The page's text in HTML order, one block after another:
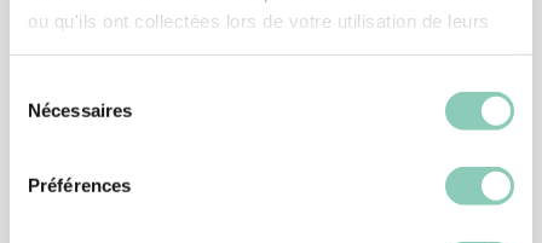
ou qu'ils ont collectées lors de votre utilisation de leurs
Nécessaires
Préférences